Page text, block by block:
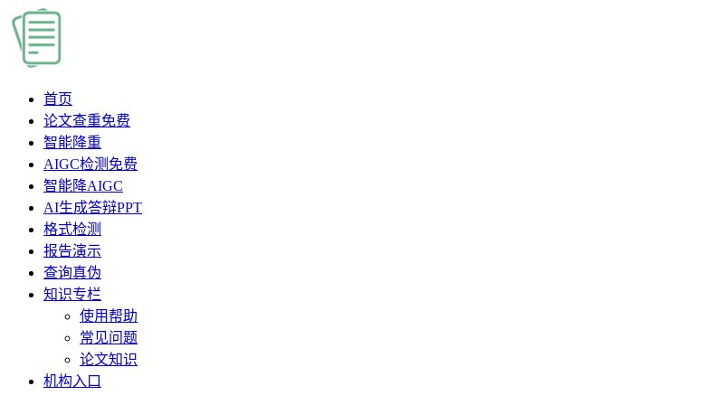
首页
论文查重免费
智能降重
AIGC检测 免费
智能降AIGC
AI生成答辩PPT
格式检测
报告演示
查询真伪
知识专栏
使用帮助
常见问题
论文知识
机构入口